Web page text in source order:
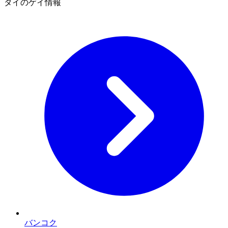
タイのゲイ情報
バンコク